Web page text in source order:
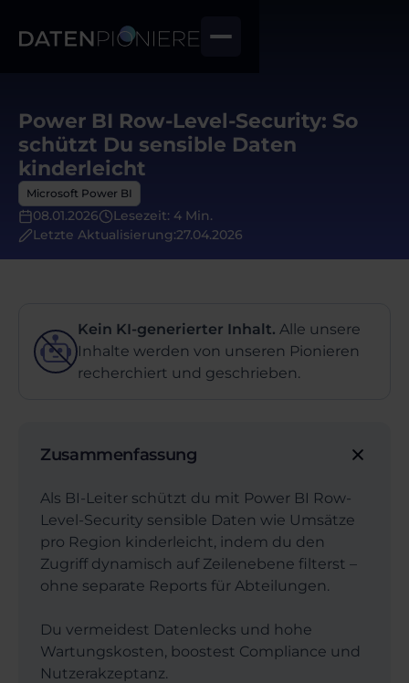
Power BI Row-Level-Security: So
schützt Du sensible Daten
kinderleicht
Microsoft Power BI
08.01.2026
Lesezeit: 4 Min.
Letzte Aktualisierung:27.04.2026
Kein KI-generierter Inhalt. Alle unsere
Inhalte werden von unseren Pionieren
recherchiert und geschrieben.
Zusammenfassung
Als BI-Leiter schützt du mit Power BI Row-
Level-Security sensible Daten wie Umsätze
pro Region kinderleicht, indem du den
Zugriff dynamisch auf Zeilenebene filterst –
ohne separate Reports für Abteilungen.
Du vermeidest Datenlecks und hohe
Wartungskosten, boostest Compliance und
Nutzerakzeptanz.